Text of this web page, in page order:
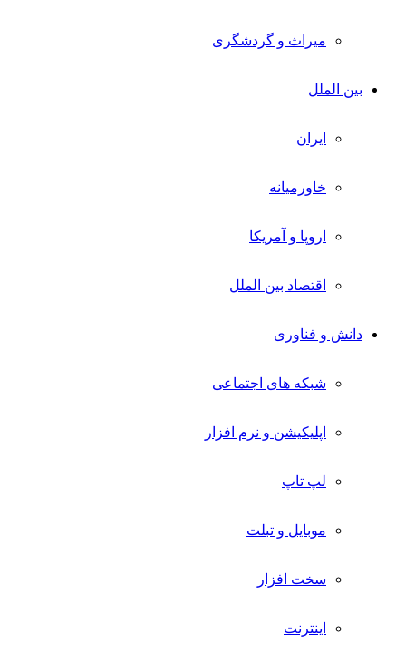
میراث و گردشگری
بین الملل
ایران
خاورمیانه
اروپا و آمریکا
اقتصاد بین الملل
دانش و فناوری
شبکه های اجتماعی
اپلیکیشن و نرم افزار
لپ تاپ
موبایل و تبلت
سخت افزار
اینترنت